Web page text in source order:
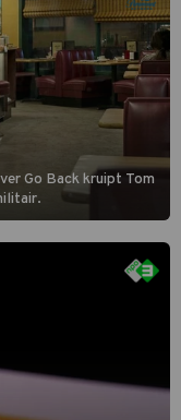
Go Back kruipt Tom